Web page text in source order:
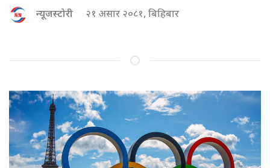
न्यूजस्टोरी २१ असार २०८१, बिहिबार